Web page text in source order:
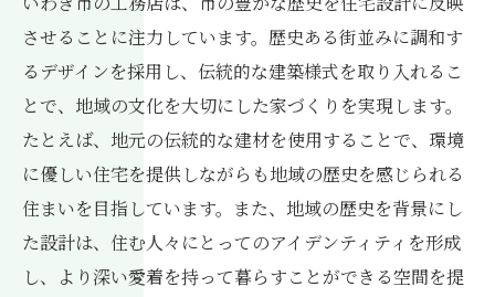
させることに注力しています。歴史ある街並みに調和す
るデザインを採用し、伝統的な建築様式を取り入れるこ
とで、地域の文化を大切にした家づくりを実現します。
たとえば、地元の伝統的な建材を使用することで、環境
に優しい住宅を提供しながらも地域の歴史を感じられる
住まいを目指しています。また、地域の歴史を背景にし
た設計は、住む人々にとってのアイデンティティを形成
し、より深い愛着を持って暮らすことができる空間を提